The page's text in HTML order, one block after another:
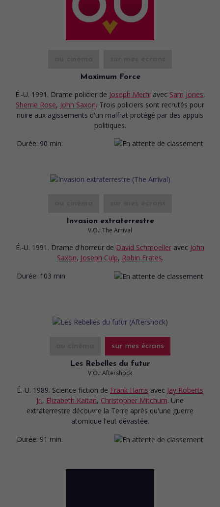
Maximum Force
É.-U. 1991. Drame policier de Joseph Merhi avec Sam Jones,
Sherrie Rose, John Saxon. Trois policiers sont recrutés pour
nuire aux agissements d'un malfrat protégé par des appuis
politiques.
Durée: 90 min.
Invasion extraterrestre
V.O.: The Arrival
É.-U. 1991. Drame d'horreur de David Schmoeller avec John
Saxon, Joseph Culp, Robin Frates.
Durée: 103 min.
sur mes écrans
Les Rebelles du futur
V.O.: Aftershock
É.-U. 1989. Science-fiction de Frank Harris avec Jay Roberts
Jr., Elizabeth Kaitan, Christopher Mitchum. Une
extraterrestre découvre la Terre après qu'une guerre
atomique l'eut dévastée.
Durée: 91 min.